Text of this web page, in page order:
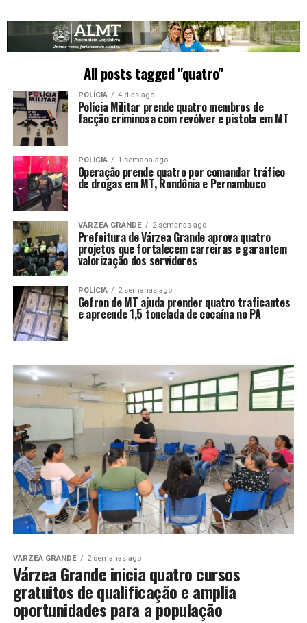
All posts tagged "quatro"
POLÍCIA 4 dias ago
Polícia Militar prende quatro membros de
facção criminosa com revólver e pistola em MT
POLÍCIA 1 semana ago
Operação prende quatro por comandar tráfico
de drogas em MT, Rondônia e Pernambuco
VÁRZEA GRANDE 2 semanas ago
Prefeitura de Várzea Grande aprova quatro
projetos que fortalecem carreiras e garantem
valorização dos servidores
POLÍCIA 2 semanas ago
Gefron de MT ajuda prender quatro traficantes
e apreende 1,5 tonelada de cocaína no PA
VÁRZEA GRANDE 2 semanas ago
Várzea Grande inicia quatro cursos
gratuitos de qualificação e amplia
oportunidades para a população